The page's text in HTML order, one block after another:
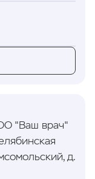
"Ваш врач"
д.